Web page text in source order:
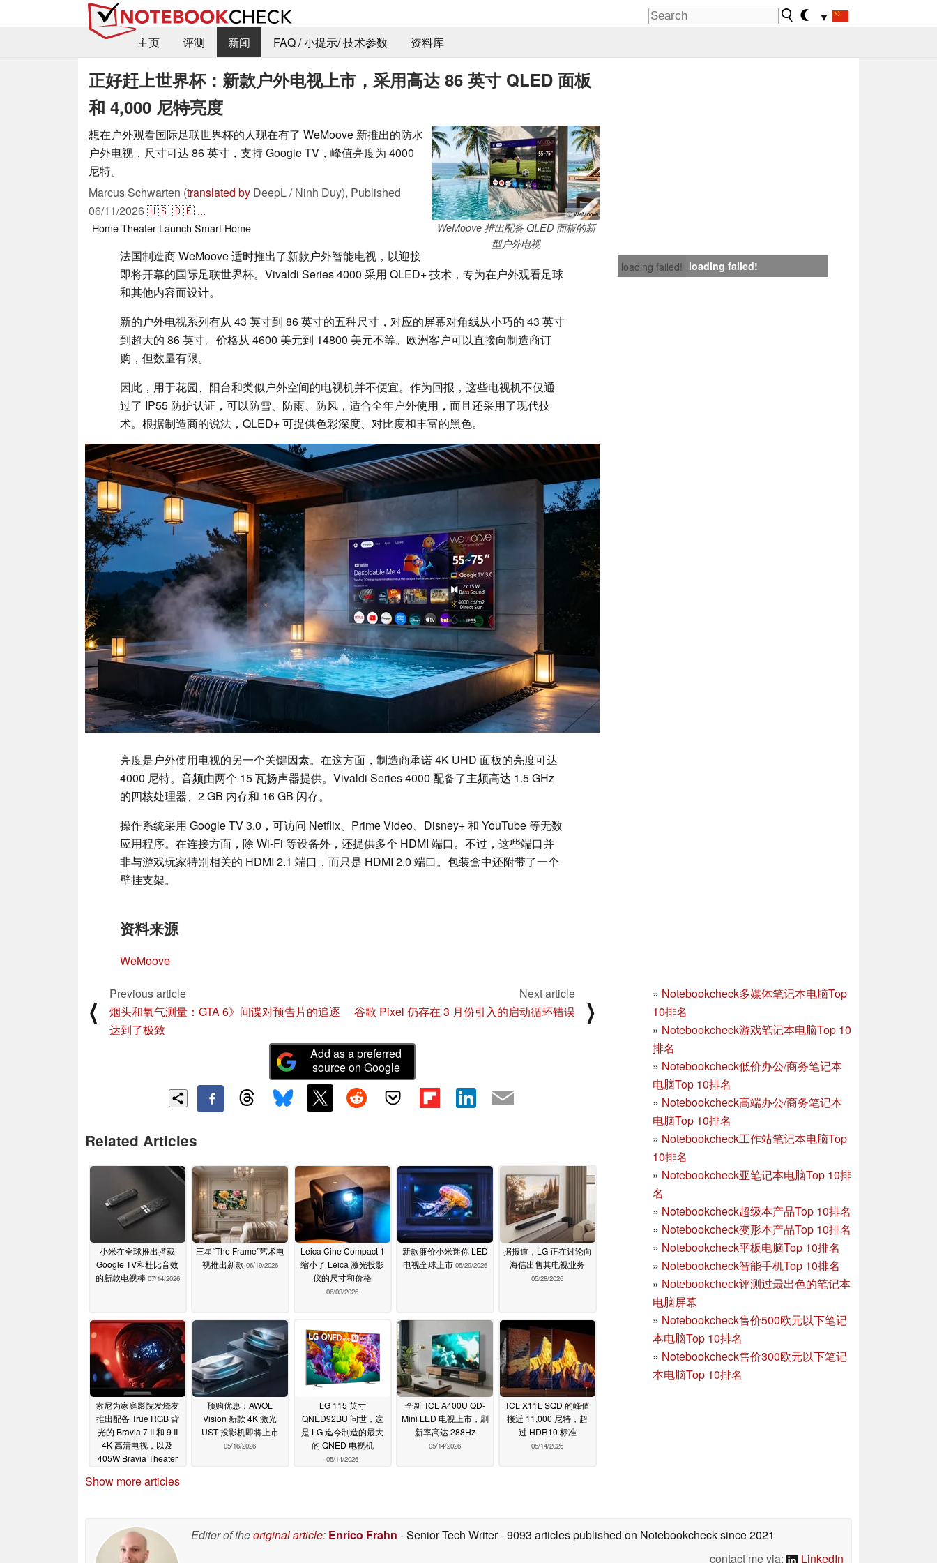
▼
主页
评测 新闻 FAQ / 小提示/ 技术参数 资料库
正好赶上世界杯：新款户外电视上市，采用高达 86 英寸 QLED 面板
和 4,000 尼特亮度
ⓘ WeMoove
WeMoove 推出配备 QLED 面板的新
型户外电视
想在户外观看国际足联世界杯的人现在有了 WeMoove 新推出的防水
户外电视，尺寸可达 86 英寸，支持 Google TV，峰值亮度为 4000
尼特。
Marcus Schwarten (translated by DeepL / Ninh Duy), Published
06/11/2026🇺🇸🇩🇪 ...
Home Theater Launch Smart Home
loading failed! loading failed!
法国制造商 WeMoove 适时推出了新款户外智能电视，以迎接
即将开幕的国际足联世界杯。Vivaldi Series 4000 采用 QLED+ 技术，专为在户外观看足球
和其他内容而设计。
新的户外电视系列有从 43 英寸到 86 英寸的五种尺寸，对应的屏幕对角线从小巧的 43 英寸
到超大的 86 英寸。价格从 4600 美元到 14800 美元不等。欧洲客户可以直接向制造商订
购，但数量有限。
因此，用于花园、阳台和类似户外空间的电视机并不便宜。作为回报，这些电视机不仅通
过了 IP55 防护认证，可以防雪、防雨、防风，适合全年户外使用，而且还采用了现代技
术。根据制造商的说法，QLED+ 可提供色彩深度、对比度和丰富的黑色。
亮度是户外使用电视的另一个关键因素。在这方面，制造商承诺 4K UHD 面板的亮度可达
4000 尼特。音频由两个 15 瓦扬声器提供。Vivaldi Series 4000 配备了主频高达 1.5 GHz
的四核处理器、2 GB 内存和 16 GB 闪存。
操作系统采用 Google TV 3.0，可访问 Netflix、Prime Video、Disney+ 和 YouTube 等无数
应用程序。在连接方面，除 Wi-Fi 等设备外，还提供多个 HDMI 端口。不过，这些端口并
非与游戏玩家特别相关的 HDMI 2.1 端口，而只是 HDMI 2.0 端口。包装盒中还附带了一个
壁挂支架。
资料来源
WeMoove
» Notebookcheck多媒体笔记本电脑Top
10排名
» Notebookcheck游戏笔记本电脑Top 10
排名
» Notebookcheck低价办公/商务笔记本
电脑Top 10排名
» Notebookcheck高端办公/商务笔记本
电脑Top 10排名
» Notebookcheck工作站笔记本电脑Top
10排名
» Notebookcheck亚笔记本电脑Top 10排
名
» Notebookcheck超级本产品Top 10排名
» Notebookcheck变形本产品Top 10排名
» Notebookcheck平板电脑Top 10排名
» Notebookcheck智能手机Top 10排名
» Notebookcheck评测过最出色的笔记本
电脑屏幕
» Notebookcheck售价500欧元以下笔记
本电脑Top 10排名
» Notebookcheck售价300欧元以下笔记
本电脑Top 10排名
⟨
Previous article
烟头和氧气测量：GTA 6》间谍对预告片的追逐
达到了极致
Next article
谷歌 Pixel 仍存在 3 月份引入的启动循环错误
⟩
Add as a preferred
source on Google
Related Articles
小米在全球推出搭载
Google TV和杜比音效
的新款电视棒 07/14/2026
三星“The Frame”艺术电
视推出新款 06/19/2026
Leica Cine Compact 1
缩小了 Leica 激光投影
仪的尺寸和价格
06/03/2026
新款廉价小米迷你 LED
电视全球上市 05/29/2026
据报道，LG 正在讨论向
海信出售其电视业务
05/28/2026
索尼为家庭影院发烧友
推出配备 True RGB 背
光的 Bravia 7 II 和 9 II
4K 高清电视，以及
405W Bravia Theater
扬声器系统 05/28/2026
预购优惠：AWOL
Vision 新款 4K 激光
UST 投影机即将上市
05/16/2026
LG 115 英寸
QNED92BU 问世，这
是 LG 迄今制造的最大
的 QNED 电视机
05/14/2026
全新 TCL A400U QD-
Mini LED 电视上市，刷
新率高达 288Hz
05/14/2026
TCL X11L SQD 的峰值
接近 11,000 尼特，超
过 HDR10 标准
05/14/2026
Show more articles
Editor of theoriginal article: Enrico Frahn - Senior Tech Writer- 9093 articles published on Notebookchecksince 2021
contact me via:
LinkedIn